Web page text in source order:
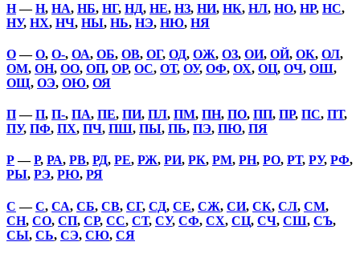
Н—Н, НА, НБ, НГ, НД, НЕ, НЗ, НИ, НК, НЛ, НО, НР, НС,
НУ, НХ, НЧ, НЫ, НЬ, НЭ, НЮ, НЯ
О—О, О-, ОА, ОБ, ОВ, ОГ, ОД, ОЖ, ОЗ, ОИ, ОЙ, ОК, ОЛ,
ОМ, ОН, ОО, ОП, ОР, ОС, ОТ, ОУ, ОФ, ОХ, ОЦ, ОЧ, ОШ,
ОЩ, ОЭ, ОЮ, ОЯ
П—П, П-, ПА, ПЕ, ПИ, ПЛ, ПМ, ПН, ПО, ПП, ПР, ПС, ПТ,
ПУ, ПФ, ПХ, ПЧ, ПШ, ПЫ, ПЬ, ПЭ, ПЮ, ПЯ
Р—Р, РА, РВ, РД, РЕ, РЖ, РИ, РК, РМ, РН, РО, РТ, РУ, РФ,
РЫ, РЭ, РЮ, РЯ
С —С, СА, СБ, СВ, СГ, СД, СЕ, СЖ, СИ, СК, СЛ, СМ,
СН, СО, СП, СР, СС, СТ, СУ, СФ, СХ, СЦ, СЧ, СШ, СЪ,
СЫ, СЬ, СЭ, СЮ, СЯ